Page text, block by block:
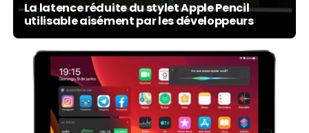
La latence réduite du stylet Apple Pencil
utilisable aisément par les développeurs